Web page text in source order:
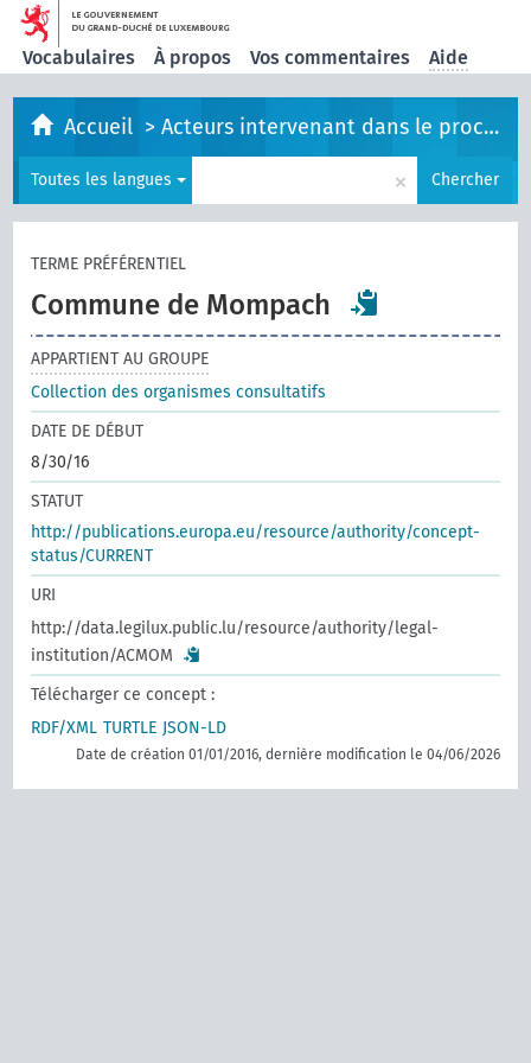
Vocabulaires À propos Vos commentaires Aide
Accueil >Acteurs intervenant dans le processus législatif
Toutes les langues × Chercher
TERME PRÉFÉRENTIEL
Commune de Mompach
APPARTIENT AU GROUPE
Collection des organismes consultatifs
DATE DE DÉBUT
8/30/16
STATUT
http://publications.europa.eu/resource/authority/concept-
status/CURRENT
URI
http://data.legilux.public.lu/resource/authority/legal-
institution/ACMOM
Télécharger ce concept :
RDF/XML TURTLE JSON-LD
Date de création 01/01/2016, dernière modification le 04/06/2026